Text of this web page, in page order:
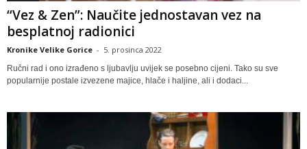
“Vez & Zen”: Naučite jednostavan vez na
besplatnoj radionici
Kronike Velike Gorice - 5. prosinca 2022
Ručni rad i ono izrađeno s ljubavlju uvijek se posebno cijeni. Tako su sve
popularnije postale izvezene majice, hlače i haljine, ali i dodaci...